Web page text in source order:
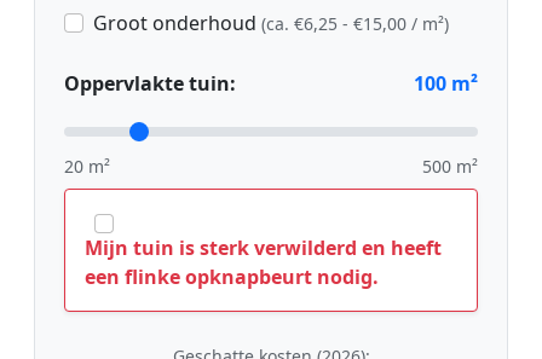
Groot onderhoud (ca. €6,25 - €15,00 / m²)
Oppervlakte tuin: 100 m²
20 m² 500 m²
Mijn tuin is sterk verwilderd en heeft
een flinke opknapbeurt nodig.